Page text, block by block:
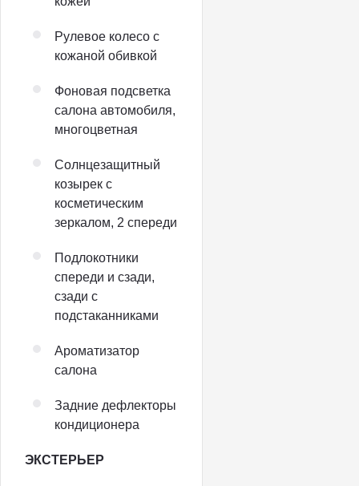
Рулевое колесо с
кожаной обивкой
Фоновая подсветка
салона автомобиля,
многоцветная
Солнцезащитный
козырек с
косметическим
зеркалом, 2 спереди
Подлокотники
спереди и сзади,
сзади с
подстаканниками
Ароматизатор
салона
Задние дефлекторы
кондиционера
ЭКСТЕРЬЕР